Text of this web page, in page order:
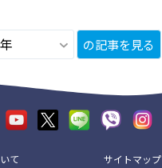
の記事を見る
て サイトマップ